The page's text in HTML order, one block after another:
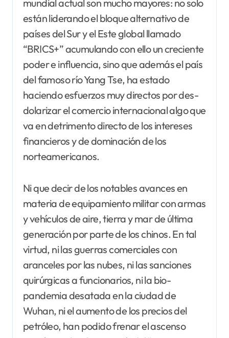
mundial actual son mucho mayores: no solo
están liderando el bloque alternativo de
países del Sur y el Este global llamado
“BRICS+” acumulando con ello un creciente
poder e influencia, sino que además el país
del famoso río Yang Tse, ha estado
haciendo esfuerzos muy directos por des-
dolarizar el comercio internacional algo que
va en detrimento directo de los intereses
financieros y de dominación de los
norteamericanos.
Ni que decir de los notables avances en
materia de equipamiento militar con armas
y vehículos de aire, tierra y mar de última
generación por parte de los chinos. En tal
virtud, ni las guerras comerciales con
aranceles por las nubes, ni las sanciones
quirúrgicas a funcionarios, ni la bio-
pandemia desatada en la ciudad de
Wuhan, ni el aumento de los precios del
petróleo, han podido frenar el ascenso